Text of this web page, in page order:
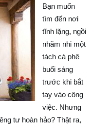
Bạn muốn
tìm đến nơi
tĩnh lặng, ngồi
nhăm nhi một
tách cà phê
buổi sáng
trước khi bắt
tay vào công
việc. Nhưng
tư hoàn hảo? Thật ra,